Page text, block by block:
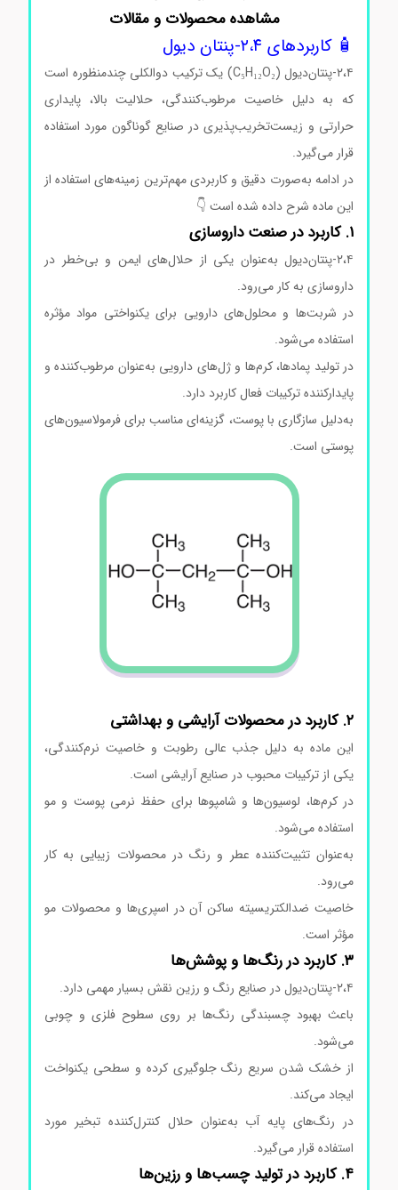
مشاهده محصولات و مقالات
🧴 کاربردهای ۲،۴-پنتان دیول
۲،۴-پنتان‌دیول (C₅H₁₂O₂) یک ترکیب دو‌الکلی چندمنظوره است
که به دلیل خاصیت مرطوب‌کنندگی، حلالیت بالا، پایداری
حرارتی و زیست‌تخریب‌پذیری در صنایع گوناگون مورد استفاده
قرار می‌گیرد.
در ادامه به‌صورت دقیق و کاربردی مهم‌ترین زمینه‌های استفاده از
این ماده شرح داده شده است 👇
۲،۴-پنتان‌دیول به‌عنوان یکی از حلال‌های ایمن و بی‌خطر در
داروسازی به کار می‌رود.
در شربت‌ها و محلول‌های دارویی برای یکنواختی مواد مؤثره
استفاده می‌شود.
در تولید پمادها، کرم‌ها و ژل‌های دارویی به‌عنوان مرطوب‌کننده و
پایدارکننده ترکیبات فعال کاربرد دارد.
به‌دلیل سازگاری با پوست، گزینه‌ای مناسب برای فرمولاسیون‌های
پوستی است.
این ماده به دلیل جذب عالی رطوبت و خاصیت نرم‌کنندگی،
یکی از ترکیبات محبوب در صنایع آرایشی است.
در کرم‌ها، لوسیون‌ها و شامپوها برای حفظ نرمی پوست و مو
استفاده می‌شود.
به‌عنوان تثبیت‌کننده عطر و رنگ در محصولات زیبایی به کار
می‌رود.
خاصیت ضدالکتریسیته ساکن آن در اسپری‌ها و محصولات مو
مؤثر است.
باعث بهبود چسبندگی رنگ‌ها بر روی سطوح فلزی و چوبی
می‌شود.
از خشک شدن سریع رنگ جلوگیری کرده و سطحی یکنواخت
ایجاد می‌کند.
در رنگ‌های پایه آب به‌عنوان حلال کنترل‌کننده تبخیر مورد
استفاده قرار می‌گیرد.